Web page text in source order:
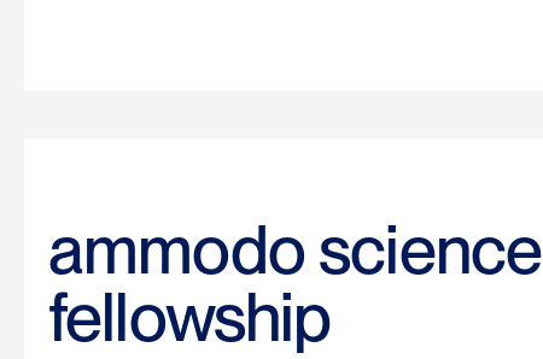
ammodo science
fellowship